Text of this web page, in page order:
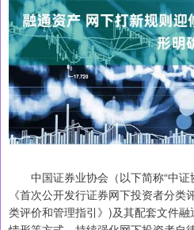
中国证券业协会（以下简称“中证
《首次公开发行证券网下投资者分
类评价和管理指引》)及其配套文件